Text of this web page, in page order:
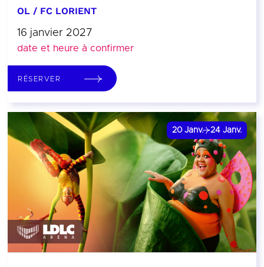
OL / FC LORIENT
16 janvier 2027
date et heure à confirmer
RÉSERVER
20 Janv. 24 Janv.